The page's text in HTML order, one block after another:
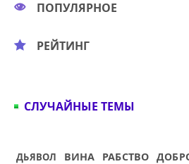
ПОПУЛЯРНОЕ
РЕЙТИНГ
СЛУЧАЙНЫЕ ТЕМЫ
ДЬЯВОЛ ВИНА РАБСТВО